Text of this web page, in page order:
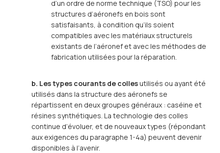
d’un ordre de norme technique (TSO) pour les
structures d’aéronefs en bois sont
satisfaisants, à condition qu’ils soient
compatibles avec les matériaux structurels
existants de l’aéronef et avec les méthodes de
fabrication utilisées pour la réparation.
b. Les types courants de collesutilisés ou ayant été
utilisés dans la structure des aéronefs se
répartissent en deux groupes généraux : caséine et
résines synthétiques. La technologie des colles
continue d’évoluer, et de nouveaux types (répondant
aux exigences du paragraphe 1-4a) peuvent devenir
disponibles à l’avenir.